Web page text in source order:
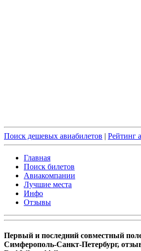
Поиск дешевых авиабилетов | Рейтинг
Главная
Поиск билетов
Авиакомпании
Лучшие места
Инфо
Отзывы
Первый и последний совместный
Симферополь-Санкт-Петербург,